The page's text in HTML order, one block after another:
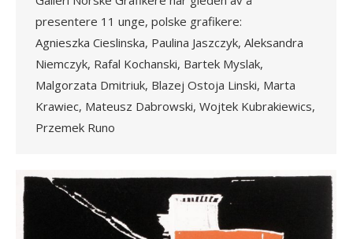
presentere 11 unge, polske grafikere:
Agnieszka Cieslinska, Paulina Jaszczyk, Aleksandra
Niemczyk, Rafal Kochanski, Bartek Myslak,
Malgorzata Dmitriuk, Blazej Ostoja Linski, Marta
Krawiec, Mateusz Dabrowski, Wojtek Kubrakiewics,
Przemek Runo